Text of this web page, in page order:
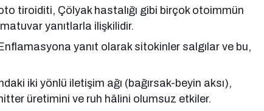
tiroiditi, Çölyak hastalığı gibi birçok otoimmün
yanıtlarla ilişkilidir.
yanıt olarak sitokinler salgılar ve bu,
iki yönlü iletişim ağı (bağırsak-beyin aksı),
üretimini ve ruh hâlini olumsuz etkiler.